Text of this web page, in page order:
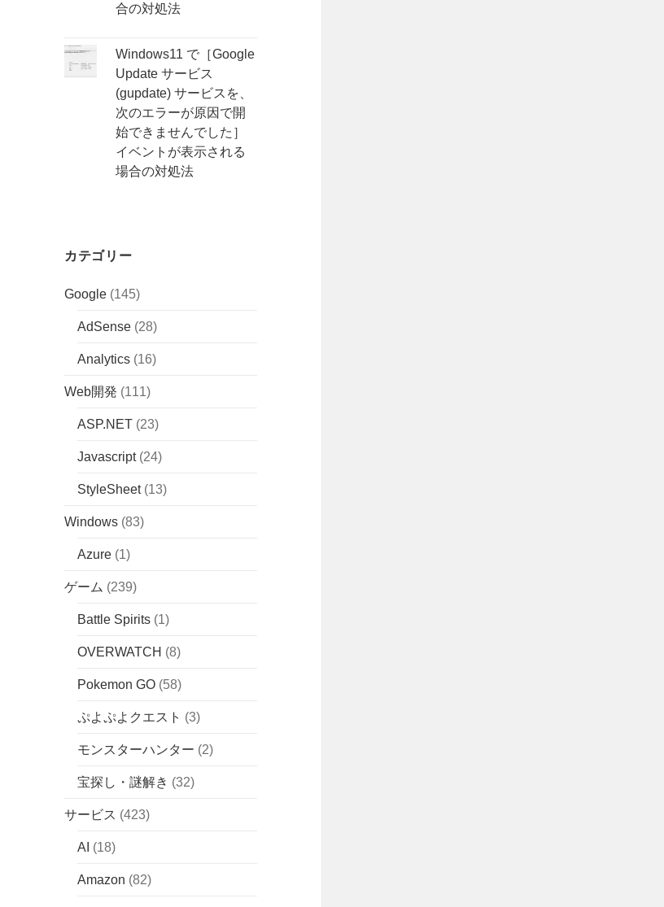
合の対処法
Windows11 で［Google
Update サービス
(gupdate) サービスを、
次のエラーが原因で開
始できませんでした］
イベントが表示される
場合の対処法
カテゴリー
Google (145)
AdSense (28)
Analytics (16)
Web開発 (111)
ASP.NET (23)
Javascript(24)
StyleSheet(13)
Windows (83)
Azure (1)
ゲーム (239)
Battle Spirits (1)
OVERWATCH (8)
Pokemon GO (58)
ぷよぷよクエスト (3)
モンスターハンター (2)
宝探し・謎解き (32)
サービス (423)
AI (18)
Amazon (82)